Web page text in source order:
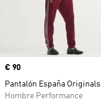
Precio
€ 90
Pantalón España Originals
Hombre Performance